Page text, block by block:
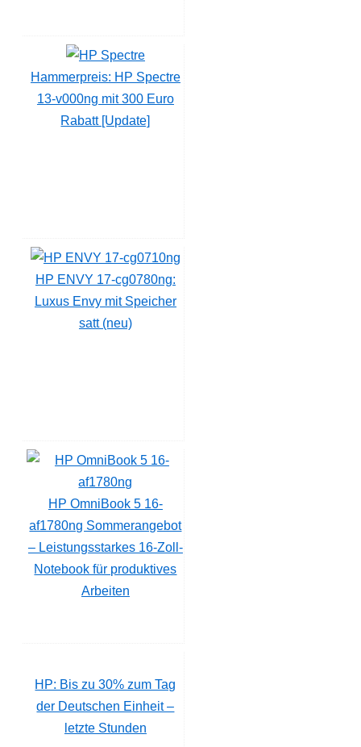
Hammerpreis: HP Spectre
13-v000ng mit 300 Euro
Rabatt [Update]
HP ENVY 17-cg0780ng:
Luxus Envy mit Speicher
satt (neu)
HP OmniBook 5 16-
af1780ng Sommerangebot
– Leistungsstarkes 16-Zoll-
Notebook für produktives
Arbeiten
HP: Bis zu 30% zum Tag
der Deutschen Einheit –
letzte Stunden